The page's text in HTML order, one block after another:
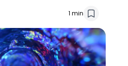
1 min